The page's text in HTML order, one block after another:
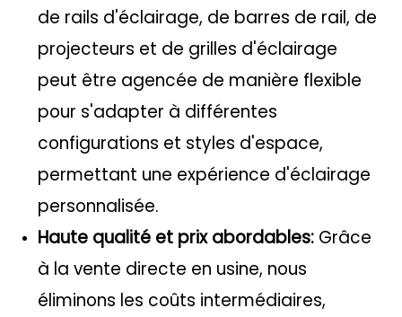
de rails d'éclairage, de barres de rail, de
projecteurs et de grilles d'éclairage
peut être agencée de manière flexible
pour s'adapter à différentes
configurations et styles d'espace,
permettant une expérience d'éclairage
personnalisée.
Haute qualité et prix abordables: Grâce
à la vente directe en usine, nous
éliminons les coûts intermédiaires,